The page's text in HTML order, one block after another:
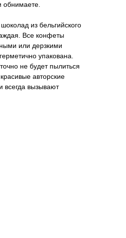
обнимаете.
из бельгийского
Все конфеты
или дерзкими
упакована.
не будет пылиться
авторские
всегда вызывают